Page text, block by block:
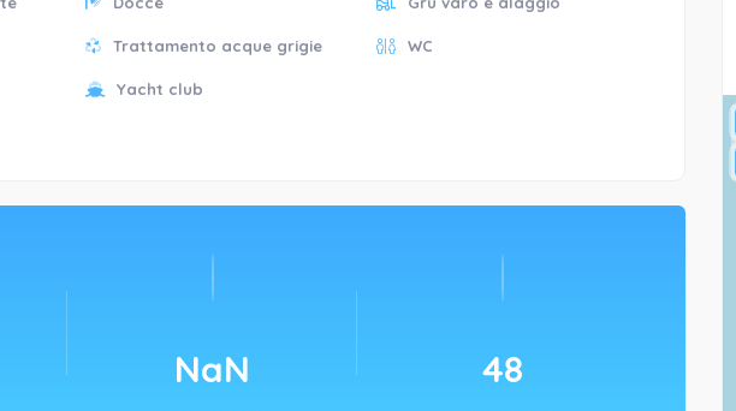
Trattamento acque grigie WC
Yacht club
NaN 71